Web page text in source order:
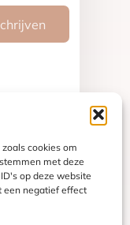
cookies om
met deze
op deze website
een negatief effect